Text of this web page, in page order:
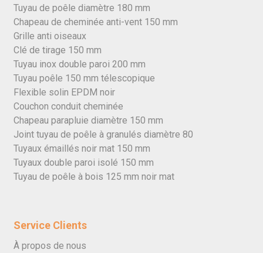
Tuyau de poêle diamètre 180 mm
Chapeau de cheminée anti-vent 150 mm
Grille anti oiseaux
Clé de tirage 150 mm
Tuyau inox double paroi 200 mm
Tuyau poêle 150 mm télescopique
Flexible solin EPDM noir
Couchon conduit cheminée
Chapeau parapluie diamètre 150 mm
Joint tuyau de poêle à granulés diamètre 80
Tuyaux émaillés noir mat 150 mm
Tuyaux double paroi isolé 150 mm
Tuyau de poêle à bois 125 mm noir mat
Service Clients
À propos de nous